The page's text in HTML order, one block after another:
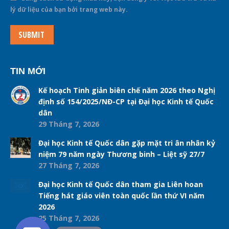
lý dữ liệu của bạn bởi trang web này.
SUBMIT
TIN MỚI
Kế hoạch Tinh giản biên chế năm 2026 theo Nghị
định số 154/2025/NĐ-CP tại Đại học Kinh tế Quốc
dân
29 Tháng 7, 2026
Đại học Kinh tế Quốc dân gặp mặt tri ân nhân kỷ
niệm 79 năm ngày Thương binh – Liệt sỹ 27/7
27 Tháng 7, 2026
Đại học Kinh tế Quốc dân tham gia Liên hoan
Tiếng hát giáo viên toàn quốc lần thứ VI năm
2026
25 Tháng 7, 2026